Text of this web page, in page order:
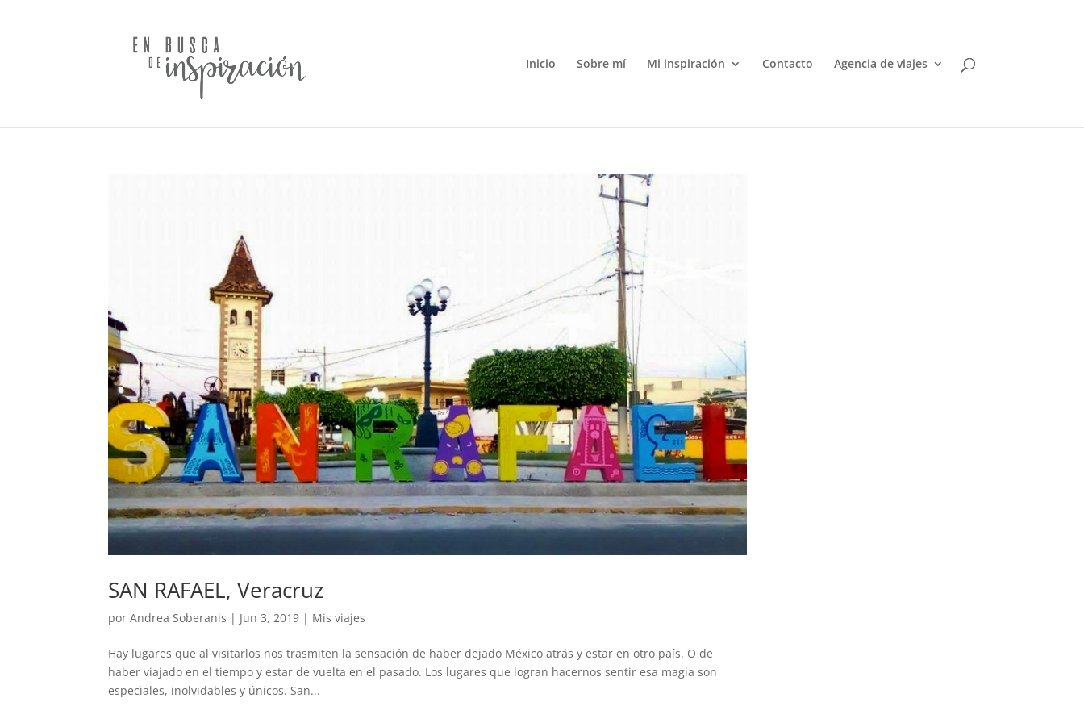
Inicio Sobre mí Mi inspiración Contacto Agencia de viajes
SAN RAFAEL, Veracruz
porAndrea Soberanis | Jun 3, 2019 | Mis viajes
Hay lugares que al visitarlos nos trasmiten la sensación de haber dejado México atrás y estar en otro país. O de
haber viajado en el tiempo y estar de vuelta en el pasado. Los lugares que logran hacernos sentir esa magia son
especiales, inolvidables y únicos. San...